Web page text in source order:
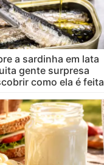
a sardinha em lata
gente surpresa
como ela é feita